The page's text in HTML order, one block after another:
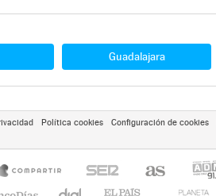
Guadalajara
Política cookies Configuración de cookies